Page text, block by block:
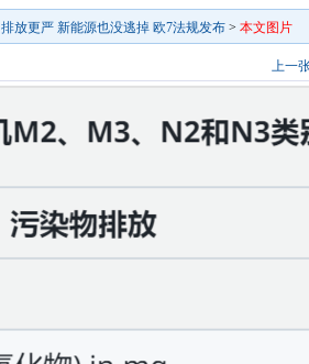
排放更严 新能源也没逃掉 欧7法规发布 > 本文图片
上一